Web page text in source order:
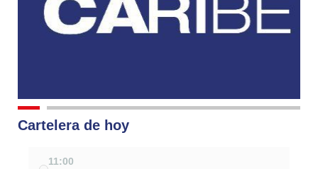
Cartelera de hoy
11:00